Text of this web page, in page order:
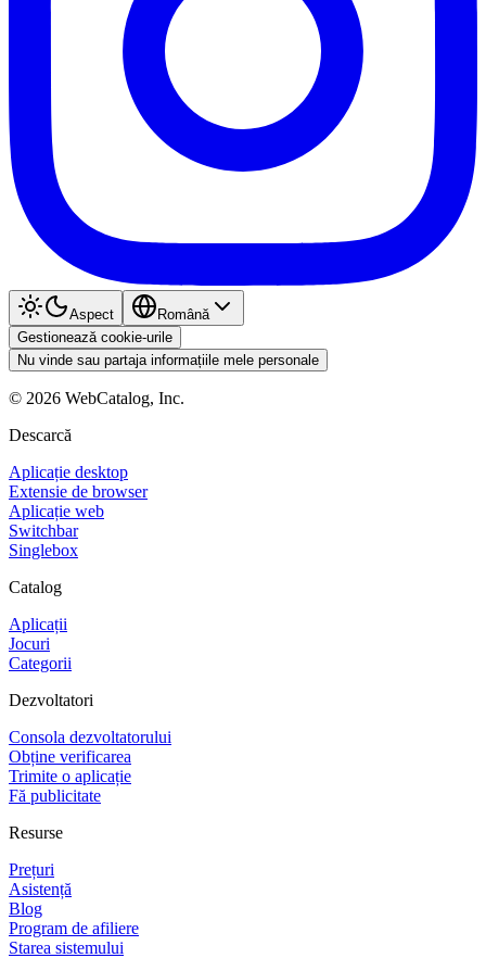
Aspect
Română
Gestionează cookie-urile
Nu vinde sau partaja informațiile mele personale
© 2026 WebCatalog, Inc.
Descarcă
Aplicație desktop
Extensie de browser
Aplicație web
Switchbar
Singlebox
Catalog
Aplicații
Jocuri
Categorii
Dezvoltatori
Consola dezvoltatorului
Obține verificarea
Trimite o aplicație
Fă publicitate
Resurse
Prețuri
Asistență
Blog
Program de afiliere
Starea sistemului